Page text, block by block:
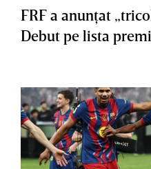
FRF a anunţat
Debut pe lista